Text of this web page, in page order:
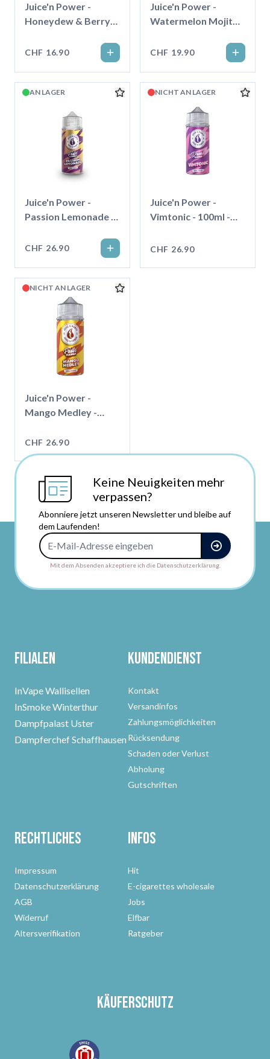
Juice'n Power -
Honeydew & Berry
Shortfill
CHF 16.90
Juice'n Power -
Watermelon Mojito -
CHF 19.90
AN LAGER
Juice'n Power -
Passion Lemonade -
CHF 26.90
NICHT AN LAGER
Juice'n Power -
Vimtonic - 100ml -
CHF 26.90
NICHT AN LAGER
Juice'n Power -
Mango Medley -
CHF 26.90
Keine Neuigkeiten mehr
verpassen?
Abonniere jetzt unseren Newsletter und bleibe auf
dem Laufenden!
Mit dem Absenden akzeptiere ich die Datenschutzerklärung.
Filialen
InVape Wallisellen
InSmoke Winterthur
Dampfpalast Uster
Dampferchef Schaffhausen
Kundendienst
Kontakt
Versandinfos
Zahlungsmöglichkeiten
Rücksendung
Schaden oder Verlust
Abholung
Gutschriften
Rechtliches
Impressum
Datenschutzerklärung
AGB
Widerruf
Altersverifikation
Infos
Hit
E-cigarettes wholesale
Jobs
Elfbar
Ratgeber
Käuferschutz